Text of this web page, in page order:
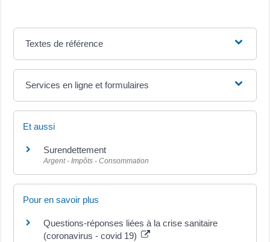
Textes de référence
Services en ligne et formulaires
Et aussi
Surendettement
Argent - Impôts - Consommation
Pour en savoir plus
Questions-réponses liées à la crise sanitaire
(coronavirus - covid 19)